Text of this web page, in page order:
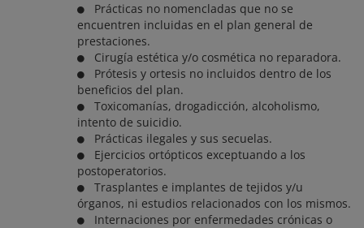
Prácticas no nomencladas que no se
encuentren incluidas en el plan general de
prestaciones.
Cirugía estética y/o cosmética no reparadora.
Prótesis y ortesis no incluidos dentro de los
beneficios del plan.
Toxicomanías, drogadicción, alcoholismo,
intento de suicidio.
Prácticas ilegales y sus secuelas.
Ejercicios ortópticos exceptuando a los
postoperatorios.
Trasplantes e implantes de tejidos y/u
órganos, ni estudios relacionados con los mismos.
Internaciones por enfermedades crónicas o